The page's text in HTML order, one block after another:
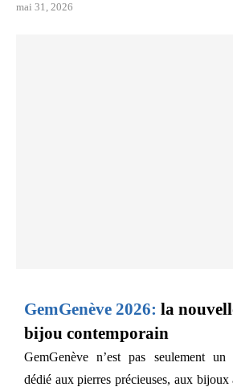
mai 31, 2026
GemGenève 2026: la
bijou contemporain
GemGenève n’est pas seulement un
dédié aux pierres précieuses, aux bijoux